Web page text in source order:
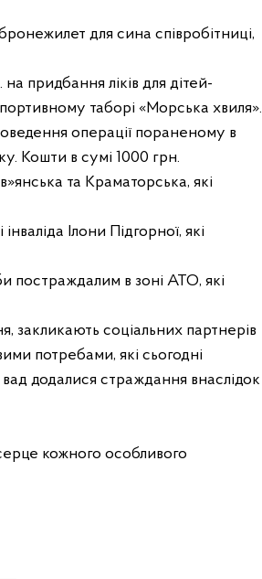
для сина співробітниці,
придбання ліків для дітей-
таборі «Морська хвиля».
операції пораненому в
Кошти в сумі 1000 грн.
та Краматорська, які
Ілони Підгорної, які
постраждалим в зоні АТО, які
закликають соціальних партнерів
потребами, які сьогодні
додалися страждання внаслідок
кожного особливого